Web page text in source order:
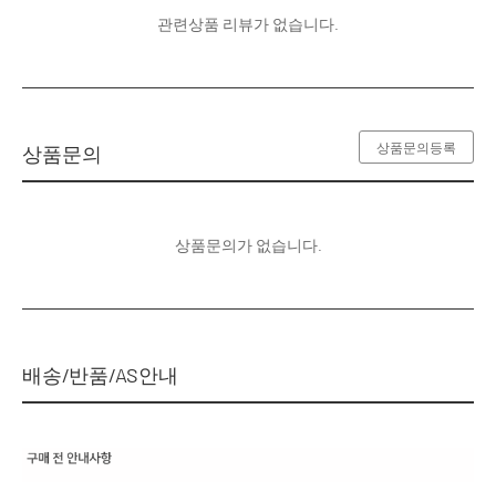
관련상품 리뷰가 없습니다.
상품문의 상품문의등록
상품문의가 없습니다.
배송/반품/AS안내